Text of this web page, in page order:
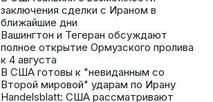
заключения сделки с Ираном в
ближайшие дни
Вашингтон и Тегеран обсуждают
полное открытие Ормузского пролива
к 4 августа
В США готовы к "невиданным со
Второй мировой" ударам по Ирану
Handelsblatt: США рассматривают